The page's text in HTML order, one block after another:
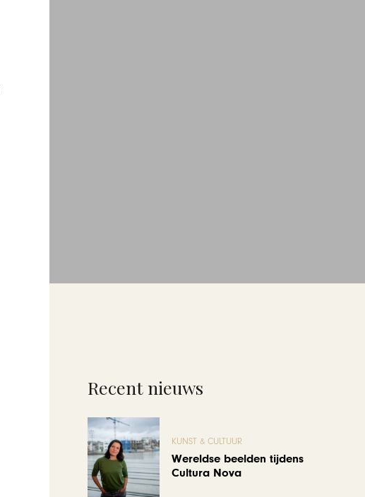
Recent nieuws
KUNST & CULTUUR
Wereldse beelden tijdens
Cultura Nova